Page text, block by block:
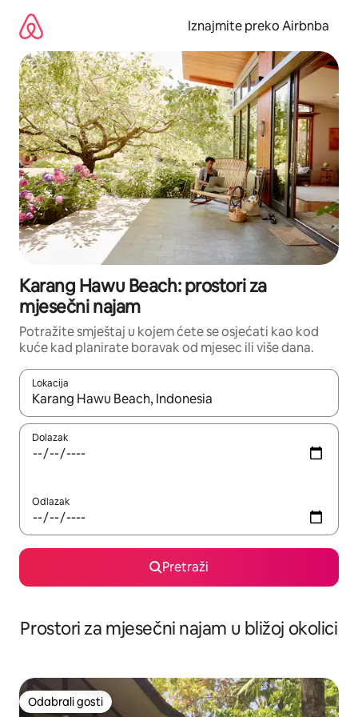
sadržaj
Iznajmite preko Airbnba
Karang Hawu Beach: prostori za
mjesečni najam
Potražite smještaj u kojem ćete se osjećati kao kod
kuće kad planirate boravak od mjesec ili više dana.
Lokacija
Kada budu dostupni rezultati, moći ćete ih pregledati
Dolazak
Odlazak
Pretraži
Prostori za mjesečni najam u bližoj okolici
Odabrali gosti
Odabrali gosti